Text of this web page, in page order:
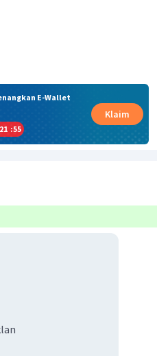
E-Wallet
21 :55
Klaim